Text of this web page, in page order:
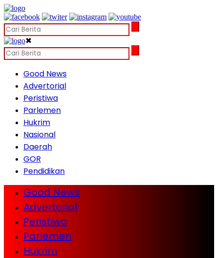
✖
Good News
Advertorial
Peristiwa
Parlemen
Hukrim
Nasional
Daerah
GOR
Pendidikan
Good News
Advertorial
Peristiwa
Parlemen
Hukrim